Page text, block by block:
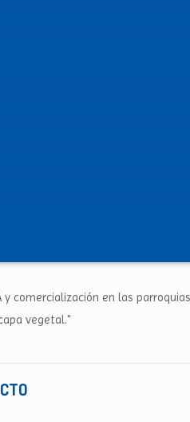
comercialización en las
vegetal."